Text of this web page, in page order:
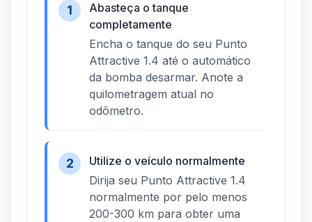
1
Abasteça o tanque
completamente
Encha o tanque do seu Punto
Attractive 1.4 até o automático
da bomba desarmar. Anote a
quilometragem atual no
odômetro.
2
Utilize o veículo normalmente
Dirija seu Punto Attractive 1.4
normalmente por pelo menos
200-300 km para obter uma